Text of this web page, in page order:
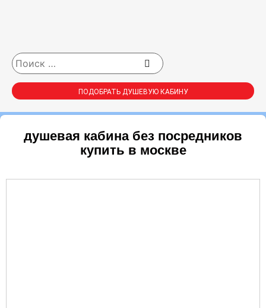
ПОДОБРАТЬ ДУШЕВУЮ КАБИНУ
душевая кабина без посредников
купить в москве